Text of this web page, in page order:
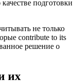
подготовки
не только
contribute to its
решение о
их